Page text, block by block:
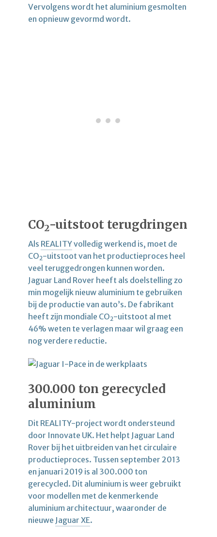
Vervolgens wordt het aluminium gesmolten
en opnieuw gevormd wordt.
CO2-uitstoot terugdringen
Als REALITYvolledig werkend is, moet de
CO2-uitstoot van het productieproces heel
veel teruggedrongen kunnen worden.
Jaguar Land Rover heeft als doelstelling zo
min mogelijk nieuw aluminium te gebruiken
bij de productie van auto’s. De fabrikant
heeft zijn mondiale CO2-uitstoot al met
46% weten te verlagen maar wil graag een
nog verdere reductie.
300.000 ton gerecycled
aluminium
Dit REALITY-project wordt ondersteund
door Innovate UK. Het helpt Jaguar Land
Rover bij het uitbreiden van het circulaire
productieproces. Tussen september 2013
en januari 2019 is al 300.000 ton
gerecycled. Dit aluminium is weer gebruikt
voor modellen met de kenmerkende
aluminium architectuur, waaronder de
nieuwe Jaguar XE.